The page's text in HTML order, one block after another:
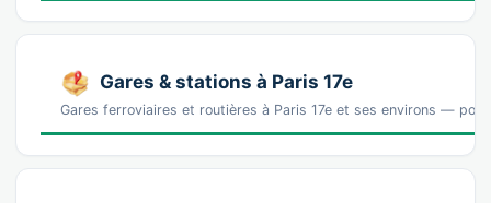
Gares & stations à Paris 17e
Gares ferroviaires et routières à Paris 17e et ses environs —